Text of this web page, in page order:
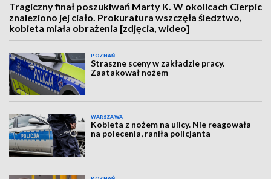
Tragiczny finał poszukiwań Marty K. W okolicach Cierpic
znaleziono jej ciało. Prokuratura wszczęła śledztwo,
kobieta miała obrażenia [zdjęcia, wideo]
POZNAŃ
Straszne sceny w zakładzie pracy.
Zaatakował nożem
WARSZAWA
Kobieta z nożem na ulicy. Nie reagowała
na polecenia, raniła policjanta